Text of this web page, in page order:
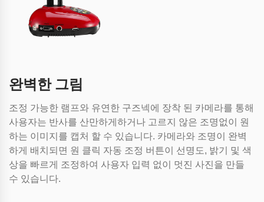
완벽한 그림
조정 가능한 램프와 유연한 구즈넥에 장착 된 카메라를 통해
사용자는 반사를 산만하게하거나 고르지 않은 조명없이 원
하는 이미지를 캡처 할 수 있습니다. 카메라와 조명이 완벽
하게 배치되면 원 클릭 자동 조정 버튼이 선명도, 밝기 및 색
상을 빠르게 조정하여 사용자 입력 없이 멋진 사진을 만들
수 있습니다.